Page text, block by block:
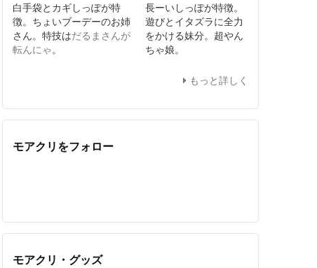
白手袋とカギしっぽが特
徴。ちょいブーデーのお姉
さん。特技はだるまさんが
転んにゃ。
長ーいしっぽが特徴。
遊びとイタズラに全力
をかける妹分。超やん
ちゃ娘。
もっと詳しく
モアクリをフォロー
モアクリ・グッズ